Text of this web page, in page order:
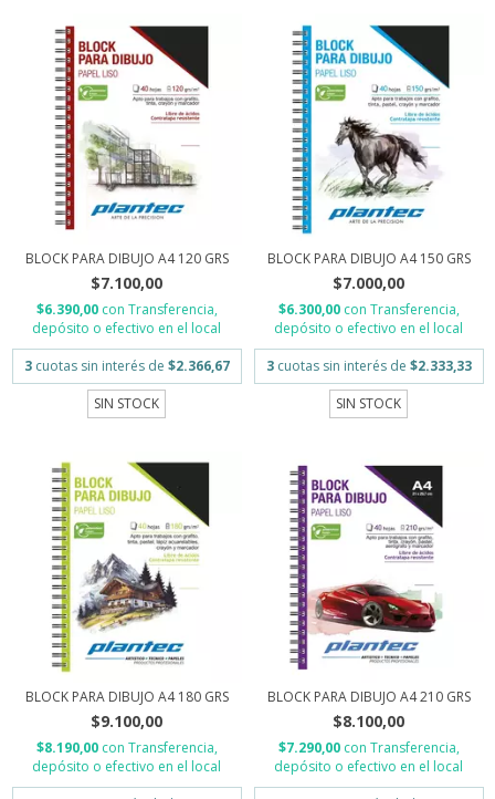
BLOCK PARA DIBUJO A4 120 GRS
$7.100,00
$6.390,00 con Transferencia,
depósito o efectivo en el local
3 cuotas sin interés de $2.366,67
SIN STOCK
BLOCK PARA DIBUJO A4 150 GRS
$7.000,00
$6.300,00 con Transferencia,
depósito o efectivo en el local
3 cuotas sin interés de $2.333,33
SIN STOCK
BLOCK PARA DIBUJO A4 180 GRS
$9.100,00
$8.190,00 con Transferencia,
depósito o efectivo en el local
BLOCK PARA DIBUJO A4 210 GRS
$8.100,00
$7.290,00 con Transferencia,
depósito o efectivo en el local